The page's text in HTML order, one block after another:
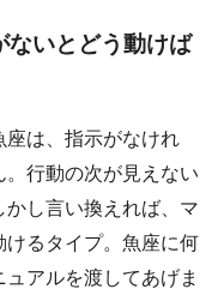
いとどう動けば
は、指示がなけれ
行動の次が見えない
し言い換えれば、マ
るタイプ。魚座に何
アルを渡してあげま